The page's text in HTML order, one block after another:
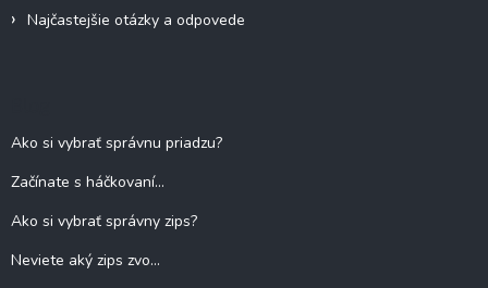
Najčastejšie otázky a odpovede
Ako si vybrať správnu priadzu?
Začínate s háčkovaní...
Ako si vybrať správny zips?
Neviete aký zips zvo...